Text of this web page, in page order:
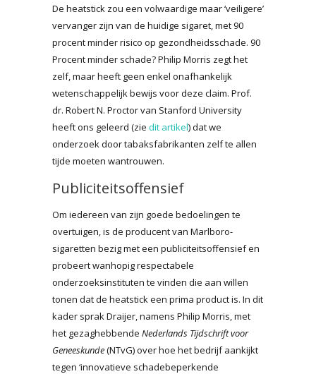
De heatstick zou een volwaardige maar ‘veiligere’
vervanger zijn van de huidige sigaret, met 90
procent minder risico op gezondheidsschade. 90
Procent minder schade? Philip Morris zegt het
zelf, maar heeft geen enkel onafhankelijk
wetenschappelijk bewijs voor deze claim. Prof.
dr. Robert N. Proctor van Stanford University
heeft ons geleerd (zie dit artikel) dat we
onderzoek door tabaksfabrikanten zelf te allen
tijde moeten wantrouwen.
Publiciteitsoffensief
Om iedereen van zijn goede bedoelingen te
overtuigen, is de producent van Marlboro-
sigaretten bezig met een publiciteitsoffensief en
probeert wanhopig respectabele
onderzoeksinstituten te vinden die aan willen
tonen dat de heatstick een prima product is. In dit
kader sprak Draijer, namens Philip Morris, met
het gezaghebbende Nederlands Tijdschrift voor
Geneeskunde(NTvG) over hoe het bedrijf aankijkt
tegen ‘innovatieve schadebeperkende